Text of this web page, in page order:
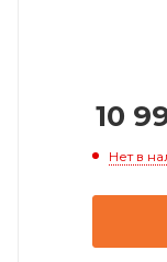
10
Нет в